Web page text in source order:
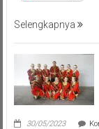
Selengkapnya
30/05/2023